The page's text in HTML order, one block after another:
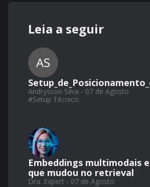
Leia a seguir
AS
Andrysson Silva - 07 de Agosto
#Setup Técnico
Embeddings multimodais
que mudou no retrieval
Dra. Expert - 07 de Agosto